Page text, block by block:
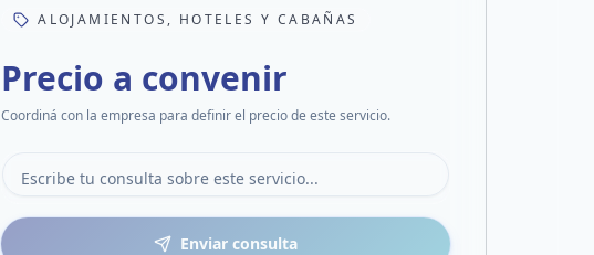
ALOJAMIENTOS, HOTELES Y CABAÑAS
Precio a convenir
Coordiná con la empresa para definir el precio de este servicio.
Enviar consulta